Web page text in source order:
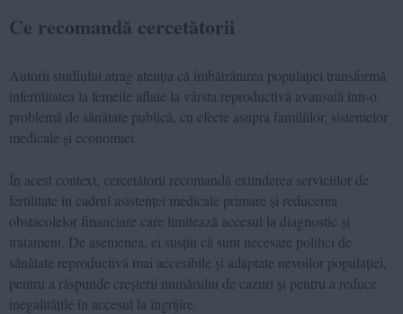
Ce recomandă cercetătorii
Autorii studiului atrag atenția că îmbătrânirea populației transformă
infertilitatea la femeile aflate la vârsta reproductivă avansată într-o
problemă de sănătate publică, cu efecte asupra familiilor, sistemelor
medicale și economiei.
În acest context, cercetătorii recomandă extinderea serviciilor de
fertilitate în cadrul asistenței medicale primare și reducerea
obstacolelor financiare care limitează accesul la diagnostic și
tratament. De asemenea, ei susțin că sunt necesare politici de
sănătate reproductivă mai accesibile și adaptate nevoilor populației,
pentru a răspunde creșterii numărului de cazuri și pentru a reduce
inegalitățile în accesul la îngrijire.